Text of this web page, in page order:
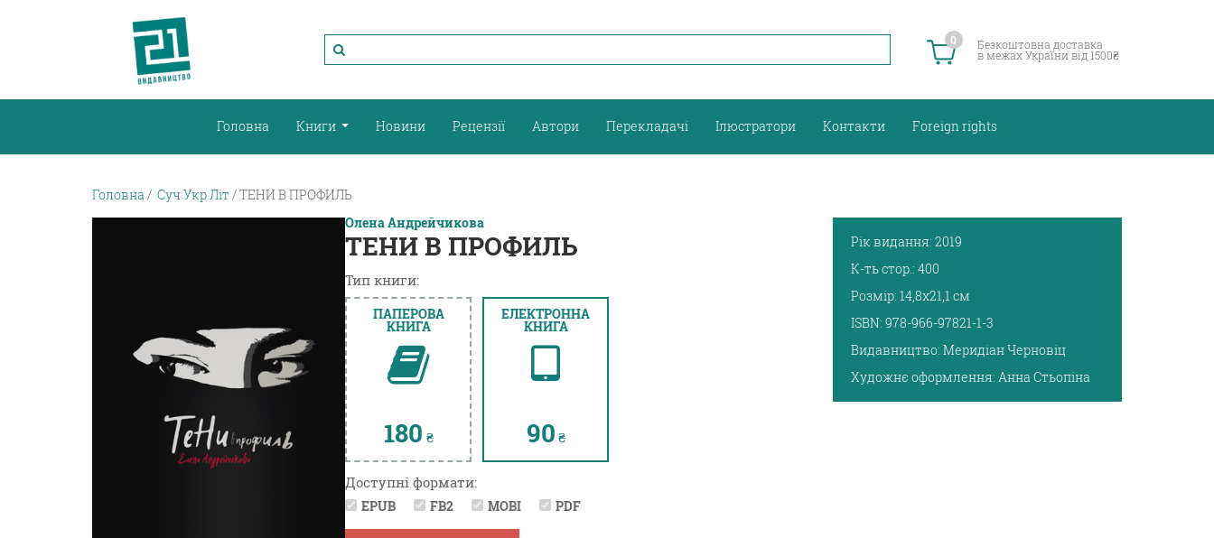
0 Безкоштовна доставка
в межах України від 1500₴
Головна Книги Новини Рецензії Автори Перекладачі Ілюстратори Контакти Foreign rights
Головна Суч Укр Літ
ТЕНИ В ПРОФИЛЬ
Олена Андрейчикова
ТЕНИ В ПРОФИЛЬ
Тип книги:
ПАПЕРОВА
КНИГА
180 ₴
ЕЛЕКТРОННА
КНИГА
90 ₴
Доступні формати:
EPUB FB2 MOBI PDF
Рік видання: 2019
К-ть стор.: 400
Розмір: 14,8х21,1 см
ISBN: 978-966-97821-1-3
Видавництво: Меридіан Черновіц
Художнє оформлення: Анна Стьопіна